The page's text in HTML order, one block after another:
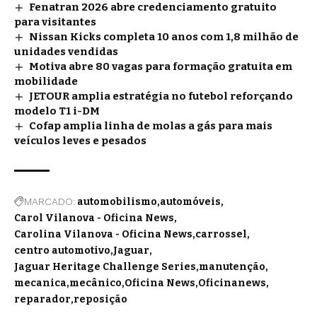
Fenatran 2026 abre credenciamento gratuito
para visitantes
Nissan Kicks completa 10 anos com 1,8 milhão de
unidades vendidas
Motiva abre 80 vagas para formação gratuita em
mobilidade
JETOUR amplia estratégia no futebol reforçando
modelo T1 i-DM
Cofap amplia linha de molas a gás para mais
veículos leves e pesados
MARCADO: automobilismo automóveis
Carol Vilanova - Oficina News
Carolina Vilanova - Oficina News carrossel
centro automotivo Jaguar
Jaguar Heritage Challenge Series manutenção
mecanica mecânico Oficina News Oficinanews
reparador reposição